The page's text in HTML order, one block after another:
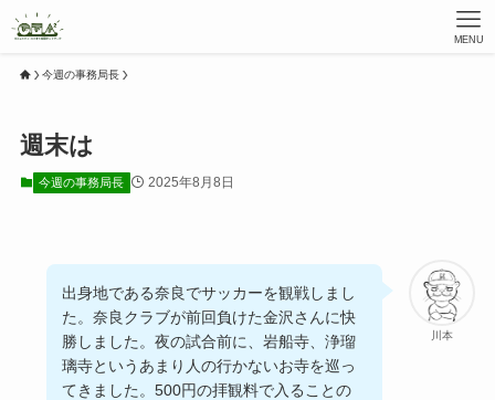
MENU
今週の事務局長
週末は
今週の事務局長 2025年8月8日
川本
出身地である奈良でサッカーを観戦しまし
た。奈良クラブが前回負けた金沢さんに快
勝しました。夜の試合前に、岩船寺、浄瑠
璃寺というあまり人の行かないお寺を巡っ
てきました。500円の拝観料で入ることの